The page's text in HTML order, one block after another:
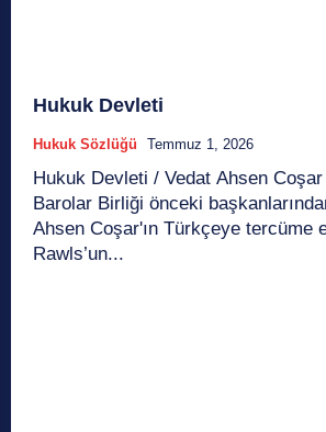
Hukuk Devleti
Hukuk Sözlüğü Temmuz 1, 2026
Hukuk Devleti / Vedat Ahsen
Barolar Birliği önceki
Ahsen Coşar'ın Türkçeye tercüme
Rawls’un...